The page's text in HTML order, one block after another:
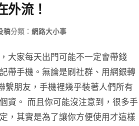
外流！
稿分類： 網路大小事
大家每天出門可能不一定會帶錢
帶手機。無論是刷社群、用網銀轉
繫朋友，手機裡幾乎裝著人們所有
資。 而且你可能沒注意到，很多手
，其實是為了讓你方便使用才這樣